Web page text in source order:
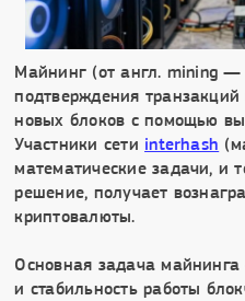
Майнинг (от англ. mining
подтверждения
новых блоков с помощью
Участники сети interhash
математические задачи, и
решение, получает
криптовалюты.
Основная задача майнинга
и стабильность работы